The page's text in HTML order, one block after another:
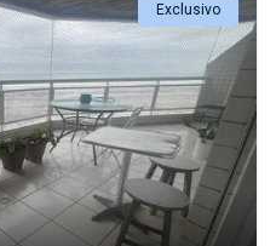
Exclusivo